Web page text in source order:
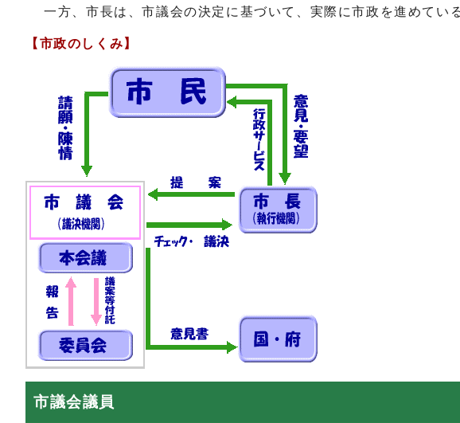
一方、市長は、市議会の決定に基づいて、実際に市政を進めてい
【市政のしくみ】
市議会議員